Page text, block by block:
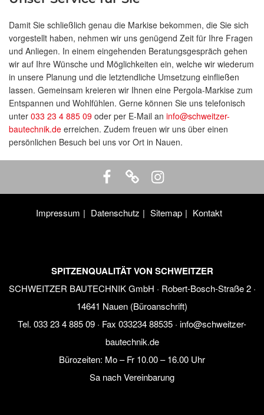
Damit Sie schließlich genau die Markise bekommen, die Sie sich
vorgestellt haben, nehmen wir uns genügend Zeit für Ihre Fragen
und Anliegen. In einem eingehenden Beratungsgespräch gehen
wir auf Ihre Wünsche und Möglichkeiten ein, welche wir wiederum
in unsere Planung und die letztendliche Umsetzung einfließen
lassen. Gemeinsam kreieren wir Ihnen eine Pergola-Markise zum
Entspannen und Wohlfühlen. Gerne können Sie uns telefonisch
unter 033 23 4 885 09 oder per E-Mail an info@schweitzer-
bautechnik.de erreichen. Zudem freuen wir uns über einen
persönlichen Besuch bei uns vor Ort in Nauen.
Impressum Datenschutz Sitemap Kontakt
SPITZENQUALITÄT VON SCHWEITZER
SCHWEITZER BAUTECHNIK GmbH · Robert-Bosch-Straße 2 ·
14641 Nauen (Büroanschrift)
Tel. 033 23 4 885 09 · Fax 033234 88535 · info@schweitzer-
bautechnik.de
Bürozeiten: Mo – Fr 10.00 – 16.00 Uhr
Sa nach Vereinbarung